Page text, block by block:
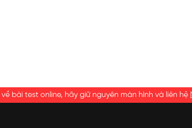
bài test online, hãy giữ nguyên màn hình và liên hệ